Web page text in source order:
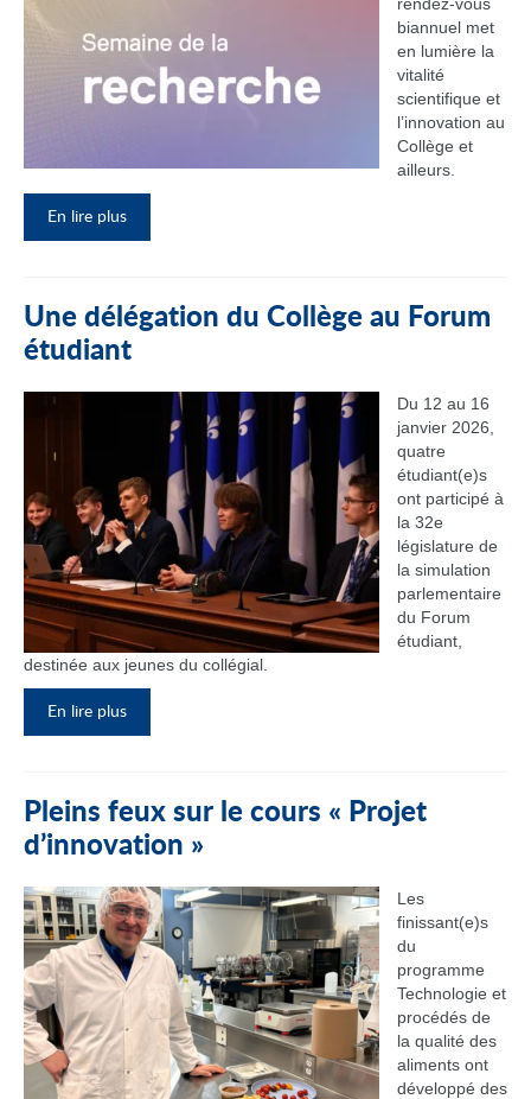
biannuel met
en lumière la
vitalité
scientifique et
l’innovation au
Collège et
ailleurs.
En lire plus
Une délégation du Collège au Forum
étudiant
Du 12 au 16
janvier 2026,
quatre
étudiant(e)s
ont participé à
la 32e
législature de
la simulation
parlementaire
du Forum
étudiant,
destinée aux jeunes du collégial.
En lire plus
Pleins feux sur le cours « Projet
d’innovation »
Les
finissant(e)s
du
programme
Technologie et
procédés de
la qualité des
aliments ont
développé des